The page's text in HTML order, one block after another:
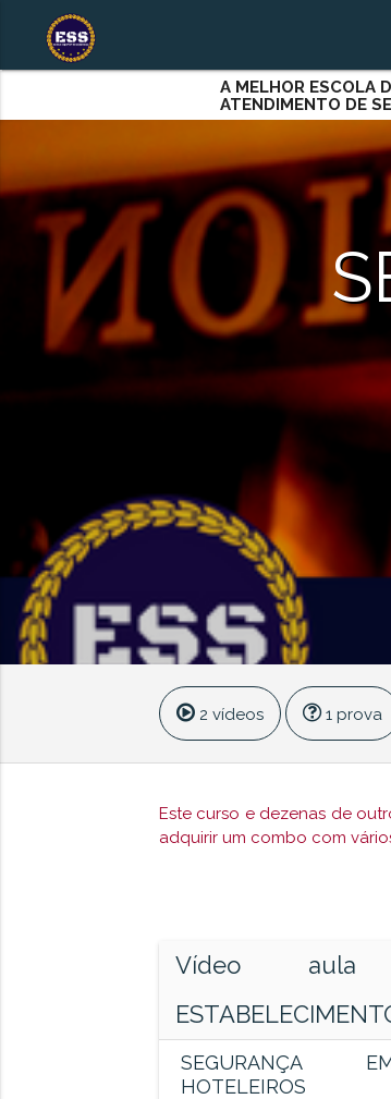
A MELHOR ESCOLA
ATENDIMENTO
2 vídeos 1 prova
Este curso e dezenas de
adquirir um combo com
Vídeo aula -
SEGURANÇA
HOTELEIROS